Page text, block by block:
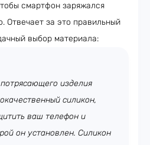
смартфон заряжался
Отвечает за это правильный
выбор материала:
изделия
силикон,
ваш телефон и
он установлен. Силикон